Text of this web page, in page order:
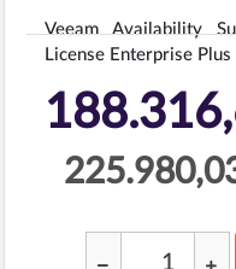
Veeam Availability
License Enterprise Plus